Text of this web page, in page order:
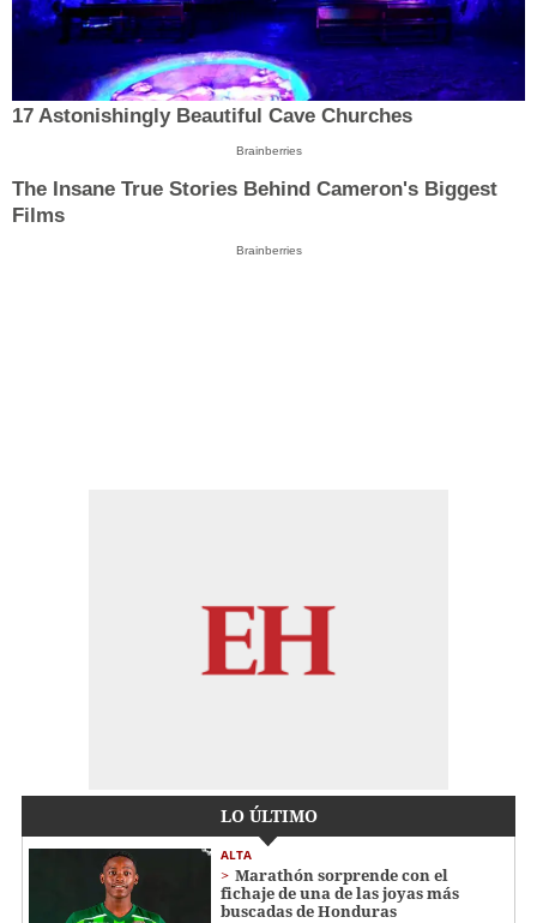
17 Astonishingly Beautiful Cave Churches
Brainberries
The Insane True Stories Behind Cameron's Biggest
Films
Brainberries
LO ÚLTIMO
ALTA
Marathón sorprende con el
fichaje de una de las joyas más
buscadas de Honduras